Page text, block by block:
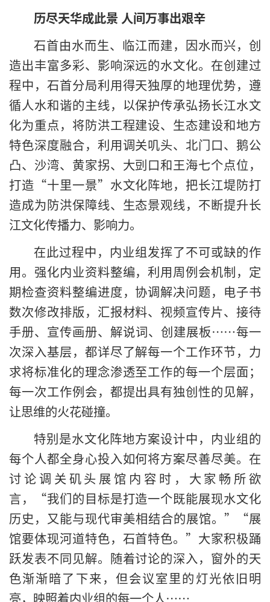
历尽天华成此景 人间万事出艰辛
石首由水而生、临江而建，因水而兴，创
造出丰富多彩、影响深远的水文化。在创建过
程中，石首分局利用得天独厚的地理优势，遵
循人水和谐的主线，以保护传承弘扬长江水文
化为重点，将防洪工程建设、生态建设和地方
特色深度融合，利用调关叽头、北门口、鹅公
凸、沙湾、黄家拐、大剅口和王海七个点位，
打造“十里一景”水文化阵地，把长江堤防打
造成为防洪保障线、生态景观线，不断提升长
江文化传播力、影响力。
在此过程中，内业组发挥了不可或缺的作
用。强化内业资料整编，利用周例会机制，定
期检查资料整编进度，协调解决问题，电子书
数次修改排版，汇报材料、视频宣传片、接待
手册、宣传画册、解说词、创建展板……每一
次深入基层，都详尽了解每一个工作环节，力
求将标准化的理念渗透至工作的每一个层面；
每一次工作例会，都提出具有独创性的见解，
让思维的火花碰撞。
特别是水文化阵地方案设计中，内业组的
每个人都全身心投入如何将方案尽善尽美。在
讨论调关矶头展馆内容时，大家畅所欲
言，“我们的目标是打造一个既能展现水文化
历史，又能与现代审美相结合的展馆。”“展
馆要体现河道特色，石首特色。”大家积极踊
跃发表不同见解。随着讨论的深入，窗外的天
色渐渐暗了下来，但会议室里的灯光依旧明
亮，映照着内业组的每一个人……